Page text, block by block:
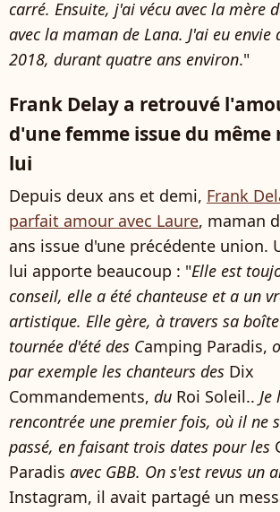
carré. Ensuite, j'ai vécu avec la mère
avec la maman de Lana. J'ai eu envie
2018, durant quatre ans environ."
Frank Delay a retrouvé
d'une femme issue du même
lui
Depuis deux ans et demi, Frank
parfait amour avec Laure, maman
ans issue d'une précédente union.
lui apporte beaucoup : "Elle est
conseil, elle a été chanteuse et a un
artistique. Elle gère, à travers sa
tournée d'été des Camping Paradis,
par exemple les chanteurs des Dix
Commandements, du Roi Soleil.. Je
rencontrée une premier fois, où il ne
passé, en faisant trois dates pour les
Paradis avec GBB. On s'est revus un
Instagram, il avait partagé un